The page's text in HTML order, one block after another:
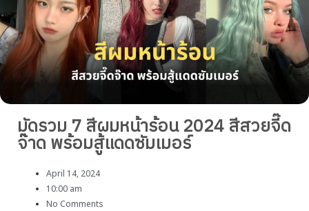
มัดรวม 7 สีผมหน้าร้อน 2024 สีสวยจี๊ด
จ๊าด พร้อมสู้แดดซัมเมอร์
April 14, 2024
10:00 am
No Comments